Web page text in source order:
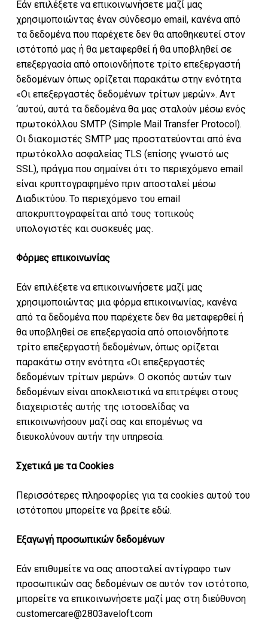
Κανένα προϊόν στο
Go To Shop
Εάν επιλέξετε να επικοινωνήσετε μαζί μας
χρησιμοποιώντας έναν σύνδεσμο email, κανένα από
τα δεδομένα που παρέχετε δεν θα αποθηκευτεί στον
ιστότοπό μας ή θα μεταφερθεί ή θα υποβληθεί σε
επεξεργασία από οποιονδήποτε τρίτο επεξεργαστή
δεδομένων όπως ορίζεται παρακάτω στην ενότητα
«Οι επεξεργαστές δεδομένων τρίτων μερών». Αντ
‘αυτού, αυτά τα δεδομένα θα μας σταλούν μέσω ενός
πρωτοκόλλου SMTP (Simple Mail Transfer Protocol).
Οι διακομιστές SMTP μας προστατεύονται από ένα
πρωτόκολλο ασφαλείας TLS (επίσης γνωστό ως
SSL), πράγμα που σημαίνει ότι το περιεχόμενο email
είναι κρυπτογραφημένο πριν αποσταλεί μέσω
Διαδικτύου. Το περιεχόμενο του email
αποκρυπτογραφείται από τους τοπικούς
υπολογιστές και συσκευές μας.
Φόρμες επικοινωνίας
Εάν επιλέξετε να επικοινωνήσετε μαζί μας
χρησιμοποιώντας μια φόρμα επικοινωνίας, κανένα
από τα δεδομένα που παρέχετε δεν θα μεταφερθεί ή
θα υποβληθεί σε επεξεργασία από οποιονδήποτε
τρίτο επεξεργαστή δεδομένων, όπως ορίζεται
παρακάτω στην ενότητα «Οι επεξεργαστές
δεδομένων τρίτων μερών». Ο σκοπός αυτών των
δεδομένων είναι αποκλειστικά να επιτρέψει στους
διαχειριστές αυτής της ιστοσελίδας να
επικοινωνήσουν μαζί σας και επομένως να
διευκολύνουν αυτήν την υπηρεσία.
Σχετικά με τα Cookies
Περισσότερες πληροφορίες για τα cookies αυτού του
ιστότοπου μπορείτε να βρείτε εδώ.
Εξαγωγή προσωπικών δεδομένων
Εάν επιθυμείτε να σας αποσταλεί αντίγραφο των
προσωπικών σας δεδομένων σε αυτόν τον ιστότοπο,
μπορείτε να επικοινωνήσετε μαζί μας στη διεύθυνση
customercare@2803aveloft.com